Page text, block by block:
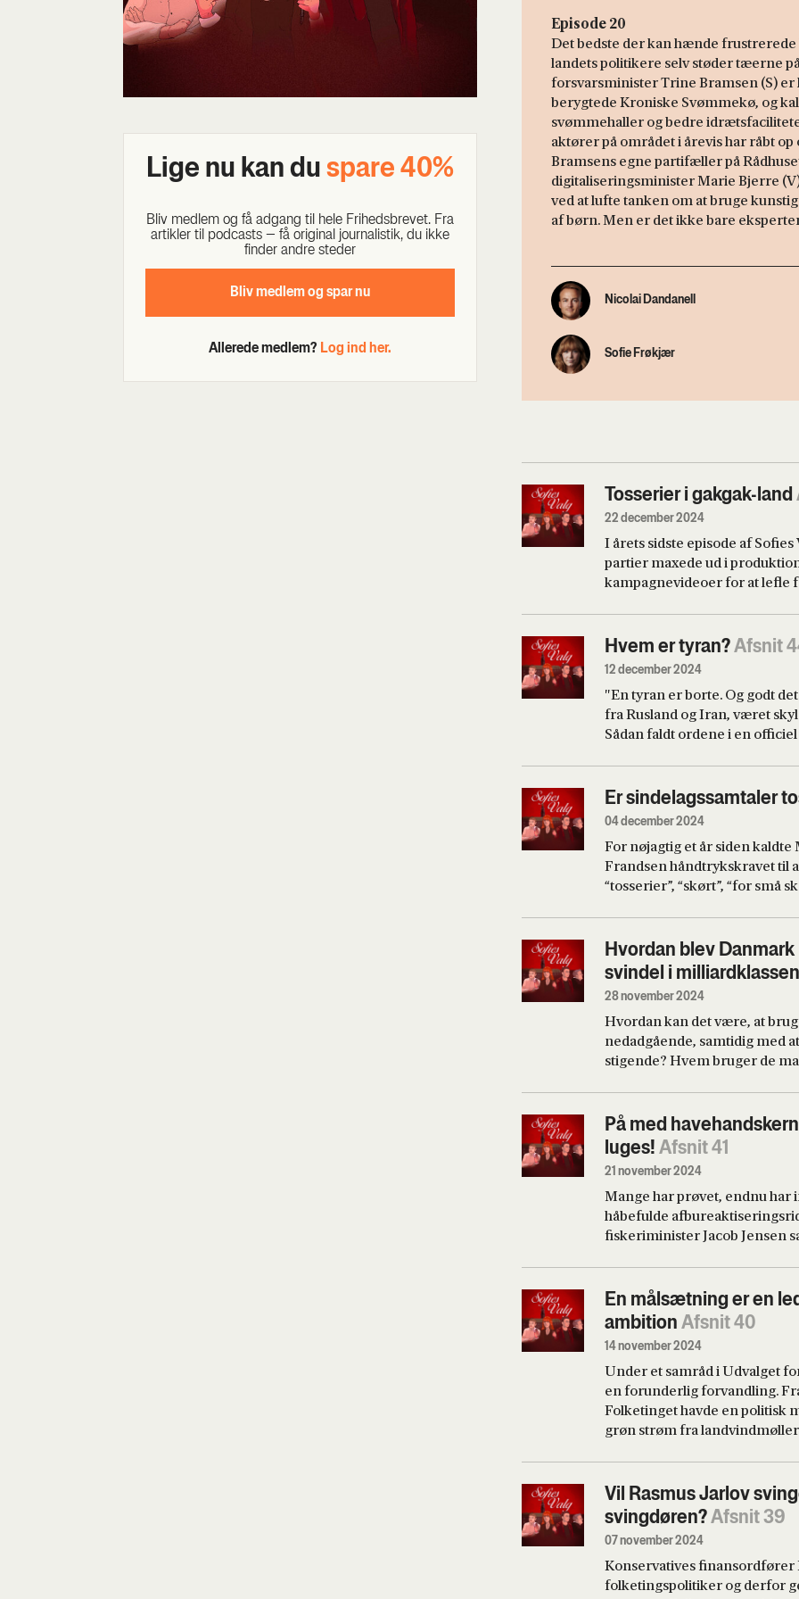
Lige nu kan du spa­re 40%
Bliv med­lem og få adgang til hele Fri­heds­bre­vet. Fra
artik­ler til podcasts – få ori­gi­nal jour­na­li­stik, du ikke
fin­der andre ste­der
Bliv med­lem og spar nu
Allerede medlem? Log ind her.
Episode 20
Det bedste der kan hænde
landets politikere selv støder tæerne
forsvarsminister Trine Bramsen (S)
berygtede Kroniske Svømmekø, og
svømmehaller og bedre
aktører på området i årevis har råbt
Bramsens egne partifæller på
digitaliseringsminister Marie Bjerre
ved at lufte tanken om at bruge
af børn. Men er det ikke bare
Nicolai Dandanell
Sofie Frøkjær
Tosserier i gakgak-land
22 december 2024
I årets sidste episode af
partier maxede ud i
kampagnevideoer for at lefle
det billige grin og hvorfor det
det, altså sjove. Værter:
Hvem er tyran?Afsnit
12 december 2024
"En tyran er borte. Og godt
fra Rusland og Iran, været
Sådan faldt ordene i en
Abdel Fattah al-Sisi, der får
menneskerettighederne. Vi
udenrigsordfører Michael
brug for en ny dansk
Tarp Østensgaard.
Er sindelagssamtaler
04 december 2024
For nøjagtig et år siden
Frandsen håndtrykskravet til
“tosserier”, “skørt”, “for små
ærligt forsøg. Vi spørger også
Stinus Lindgreen, om han er
regeringens nye strategi for
sur over ikke at være blevet
ordføreren. Værter: Sofie
Hvordan blev
svindel i
28 november 2024
Hvordan kan det være, at
nedadgående, samtidig med
stigende? Hvem bruger de
kriminelle Danmark de
forfatterne
tandhjul,
for at straffe de ansvarlige
Elkjær om Danmarks sorte
retsordfører og formand for
det?
På med
luges! Afsnit 41
21 november 2024
Mange har prøvet, endnu har
håbefulde
fiskeriminister Jacob Jensen
omstilling, som endnu
EU’s vandrammedirektiv. Vi
Bruus, hvorfor danskerne
overholde den nye deadline,
er også politisk
dissekerer spillet om
Frederik Tarp Østensgaard.
En målsætning er en
ambition Afsnit 40
14 november 2024
Under et samråd i Udvalget
en forunderlig forvandling.
Folketinget havde en politisk
grøn strøm fra
regeringens store grønne
Danmarksdemokraternes
pressetjeneste og Henrik
en ledestjerne bliver en
Østensgaard.
Vil Rasmus Jarlov
svingdøren?Afsnit 39
07 november 2024
Konservatives finansordfører
folketingspolitiker og derfor